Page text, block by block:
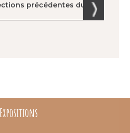
précédentes du
Expositions